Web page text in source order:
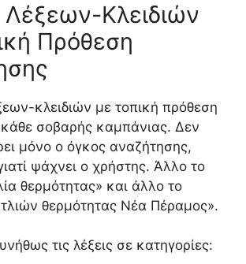
Κλειδιών
Πρόθεση
κλειδιών με τοπική πρόθεση
κάθε σοβαρής καμπάνιας. Δεν
μόνο ο όγκος αναζήτησης,
ψάχνει ο χρήστης. Άλλο το
θερμότητας» και άλλο το
θερμότητας Νέα Πέραμος».
τις λέξεις σε κατηγορίες: